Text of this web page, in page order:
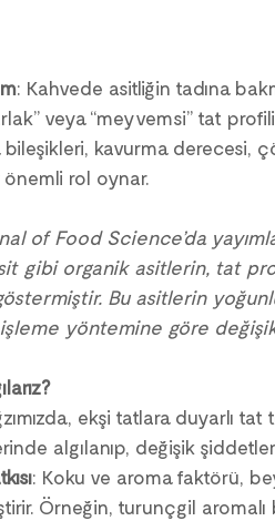
: Kahvede asitliğin tadına
veya “meyvemsi” tat
kavurma derecesi,
rol oynar.
of Food Science’da
gibi organik asitlerin, tat
Bu asitlerin
işleme yöntemine göre
ekşi tatlara duyarlı tat
algılanıp, değişik
: Koku ve aroma faktörü,
Örneğin, turunçgil